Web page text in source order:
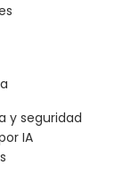
y seguridad
IA